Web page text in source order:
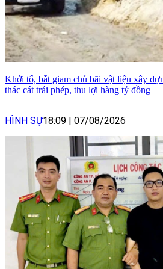
Khởi tố, bắt giam chủ bãi vật liệu xây
thác cát trái phép, thu lợi hàng tỷ đồng
HÌNH SỰ18:09 | 07/08/2026